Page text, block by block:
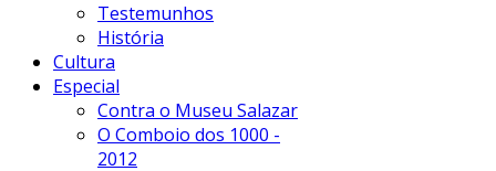
Testemunhos
História
Cultura
Especial
Contra o Museu Salazar
O Comboio dos 1000 -
2012